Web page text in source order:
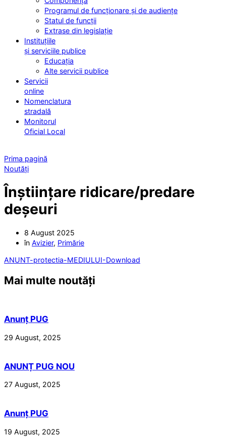
Programul de funcționare și de audiențe
Statul de funcții
Extrase din legislație
Instituțiile
și serviciile publice
Educația
Alte servicii publice
Servicii
online
Nomenclatura
stradală
Monitorul
Oficial Local
Prima pagină
Noutăți
Înștiințare ridicare/predare
deșeuri
8 August 2025
în Avizier, Primărie
ANUNT-protectia-MEDIULUI-Download
Mai multe noutăți
Anunț PUG
29 August, 2025
ANUNȚ PUG NOU
27 August, 2025
Anunț PUG
19 August, 2025